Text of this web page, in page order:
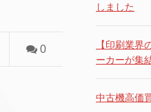
0
しました
【印刷業界
ーカーが集
中古機高価